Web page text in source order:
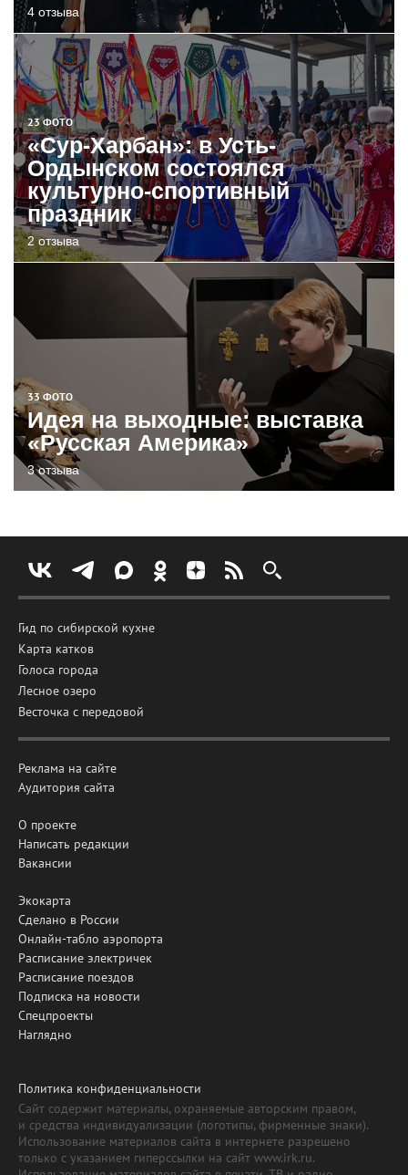
4 отзыва
23 ФОТО
«Сур-Харбан»: в Усть-
Ордынском состоялся
культурно-спортивный
праздник
2 отзыва
33 ФОТО
Идея на выходные: выставка
«Русская Америка»
3 отзыва
Гид по сибирской кухне
Карта катков
Голоса города
Лесное озеро
Весточка с передовой
Реклама на сайте
Аудитория сайта
О проекте
Написать редакции
Вакансии
Экокарта
Сделано в России
Онлайн-табло аэропорта
Расписание электричек
Расписание поездов
Подписка на новости
Спецпроекты
Наглядно
Политика конфиденциальности
Сайт содержит материалы, охраняемые авторским правом,
и средства индивидуализации (логотипы, фирменные знаки).
Использование материалов сайта в интернете разрешено
только с указанием гиперссылки на сайт www.irk.ru.